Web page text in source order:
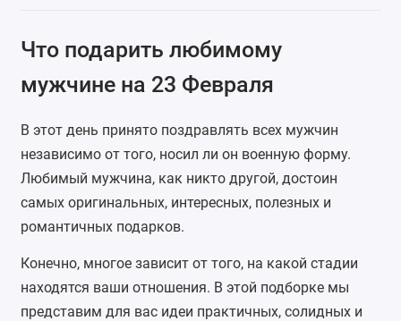
Что подарить любимому
мужчине на 23 Февраля
В этот день принято поздравлять всех мужчин
независимо от того, носил ли он военную форму.
Любимый мужчина, как никто другой, достоин
самых оригинальных, интересных, полезных и
романтичных подарков.
Конечно, многое зависит от того, на какой стадии
находятся ваши отношения. В этой подборке мы
представим для вас идеи практичных, солидных и